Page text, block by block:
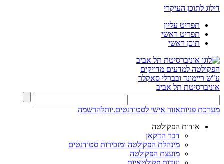
דילוג לתוכן העיקרי
תפריט עליון
תפריט ראשי
תוכן ראשי
הפקולטה למדעים מדויקים
ע"ש ריימונד ובברלי סאקלר
אוניברסיטת תל אביב
מערכת פניותאזור אישי לסטודנטים.יותלהרשמה
אודות הפקולטה
דבר הדקאן
מינהלת הפקולטה ומזכירות סטודנטים
מועצת הפקולטה
ועדות פקולטאיות